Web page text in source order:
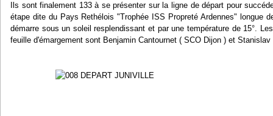
Ils sont finalement 133 à se présenter sur la ligne de départ pour
étape dite du Pays Rethélois "Trophée ISS Propreté Ardennes" longue
démarre sous un soleil resplendissant et par une température de 15°.
feuille d'émargement sont Benjamin Cantournet ( SCO Dijon ) et